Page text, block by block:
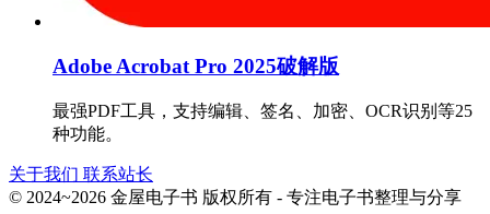
Adobe Acrobat Pro 2025破解版
最强PDF工具，支持编辑、签名、加密、OCR识别等25
种功能。
关于我们 联系站长
© 2024~2026 金屋电子书 版权所有 - 专注电子书整理与分享